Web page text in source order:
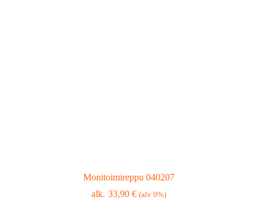
Monitoimireppu 040207
33,90€ (alv 0%)